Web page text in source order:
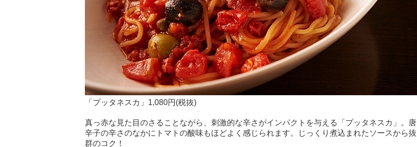
「プッタネスカ」1,080円(税抜)
真っ赤な見た目のさることながら、刺激的な辛さがインパクトを与える「プッタネスカ」。唐
辛子の辛さのなかにトマトの酸味もほどよく感じられます。じっくり煮込まれたソースから抜
群のコク！